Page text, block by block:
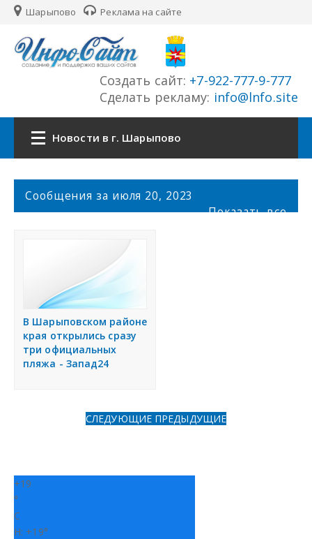
Шарыпово Реклама на сайте
Создать сайт: +7-922-777-9-777
Сделать рекламу: info@lnfo.site
Новости в г. Шарыпово
Главная
История города
Разместить объявление
Регионы России
Создание сайтов
Сообщения за июля 20, 2023
Показать все
В Шарыповском районе
края открылись сразу
три официальных
пляжа - Запад24
СЛЕДУЮЩИЕ ПРЕДЫДУЩИЕ
+19
°
C
H: +19°